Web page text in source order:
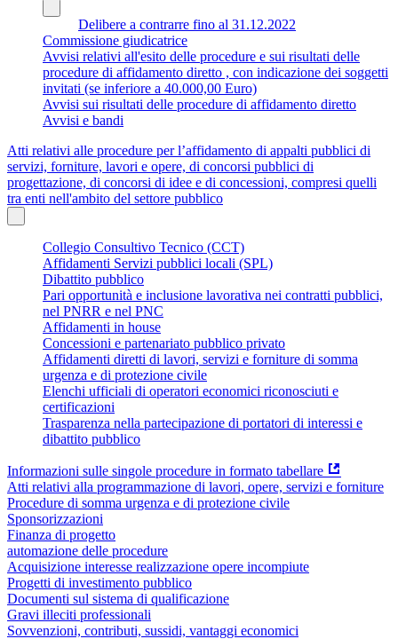
Delibere a contrarre fino al 31.12.2022
Commissione giudicatrice
Avvisi relativi all'esito delle procedure e sui risultati delle
procedure di affidamento diretto , con indicazione dei soggetti
invitati (se inferiore a 40.000,00 Euro)
Avvisi sui risultati delle procedure di affidamento diretto
Avvisi e bandi
Atti relativi alle procedure per l’affidamento di appalti pubblici di
servizi, forniture, lavori e opere, di concorsi pubblici di
progettazione, di concorsi di idee e di concessioni, compresi quelli
tra enti nell'ambito del settore pubblico
Collegio Consultivo Tecnico (CCT)
Affidamenti Servizi pubblici locali (SPL)
Dibattito pubblico
Pari opportunità e inclusione lavorativa nei contratti pubblici,
nel PNRR e nel PNC
Affidamenti in house
Concessioni e partenariato pubblico privato
Affidamenti diretti di lavori, servizi e forniture di somma
urgenza e di protezione civile
Elenchi ufficiali di operatori economici riconosciuti e
certificazioni
Trasparenza nella partecipazione di portatori di interessi e
dibattito pubblico
Informazioni sulle singole procedure in formato tabellare
Atti relativi alla programmazione di lavori, opere, servizi e forniture
Procedure di somma urgenza e di protezione civile
Sponsorizzazioni
Finanza di progetto
automazione delle procedure
Acquisizione interesse realizzazione opere incompiute
Progetti di investimento pubblico
Documenti sul sistema di qualificazione
Gravi illeciti professionali
Sovvenzioni, contributi, sussidi, vantaggi economici